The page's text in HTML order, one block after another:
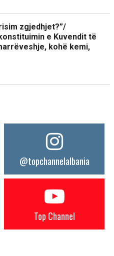
zgjedhjet?”/
e Kuvendit të
kohë kemi,
@topchannelalbania
Top Channel